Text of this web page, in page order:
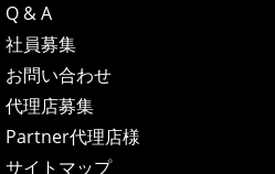
Q & A
社員募集
お問い合わせ
代理店募集
Partner代理店様
サイトマップ